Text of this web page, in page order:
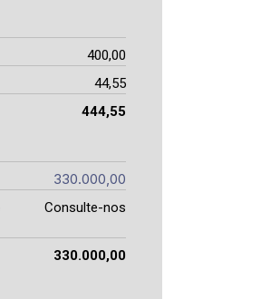
400,00
44,55
444,55
330.000,00
Consulte-nos
330.000,00